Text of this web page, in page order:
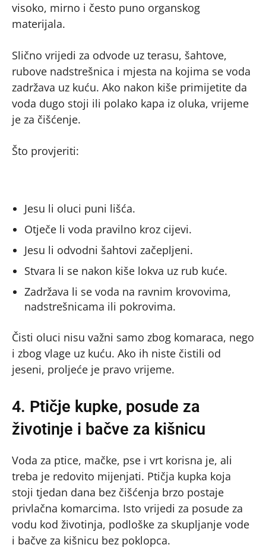
visoko, mirno i često puno organskog
materijala.
Slično vrijedi za odvode uz terasu, šahtove,
rubove nadstrešnica i mjesta na kojima se voda
zadržava uz kuću. Ako nakon kiše primijetite da
voda dugo stoji ili polako kapa iz oluka, vrijeme
je za čišćenje.
Što provjeriti:
Jesu li oluci puni lišća.
Otječe li voda pravilno kroz cijevi.
Jesu li odvodni šahtovi začepljeni.
Stvara li se nakon kiše lokva uz rub kuće.
Zadržava li se voda na ravnim krovovima,
nadstrešnicama ili pokrovima.
Čisti oluci nisu važni samo zbog komaraca, nego
i zbog vlage uz kuću. Ako ih niste čistili od
jeseni, proljeće je pravo vrijeme.
4. Ptičje kupke, posude za
životinje i bačve za kišnicu
Voda za ptice, mačke, pse i vrt korisna je, ali
treba je redovito mijenjati. Ptičja kupka koja
stoji tjedan dana bez čišćenja brzo postaje
privlačna komarcima. Isto vrijedi za posude za
vodu kod životinja, podloške za skupljanje vode
i bačve za kišnicu bez poklopca.